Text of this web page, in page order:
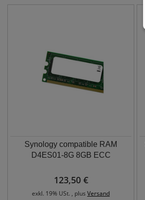
Synology compatible RAM
D4ES01-8G 8GB ECC
123,50 €
exkl. 19% USt. , plus Versand